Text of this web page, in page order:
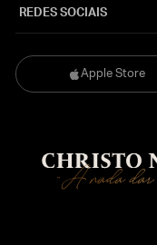
Apple Store
REDES SOCIAIS